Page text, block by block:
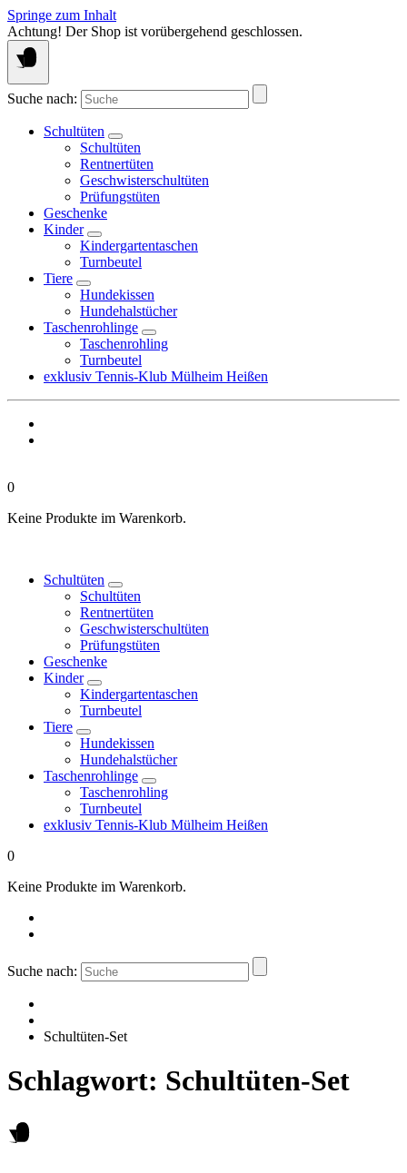
Springe zum Inhalt
Achtung! Der Shop ist vorübergehend geschlossen.
Suche nach:
Schultüten
Schultüten
Rentnertüten
Geschwisterschultüten
Prüfungstüten
Geschenke
Kinder
Kindergartentaschen
Turnbeutel
Tiere
Hundekissen
Hundehalstücher
Taschenrohlinge
Taschenrohling
Turnbeutel
exklusiv Tennis-Klub Mülheim Heißen
0
Keine Produkte im Warenkorb.
Schultüten
Schultüten
Rentnertüten
Geschwisterschultüten
Prüfungstüten
Geschenke
Kinder
Kindergartentaschen
Turnbeutel
Tiere
Hundekissen
Hundehalstücher
Taschenrohlinge
Taschenrohling
Turnbeutel
exklusiv Tennis-Klub Mülheim Heißen
0
Keine Produkte im Warenkorb.
Suche nach:
Schultüten-Set
Schlagwort: Schultüten-Set